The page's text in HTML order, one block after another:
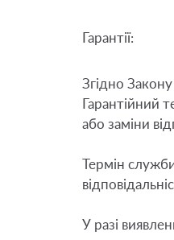
Гарантії:
Згідно
Гарантійний
або заміни
Термін
У разі